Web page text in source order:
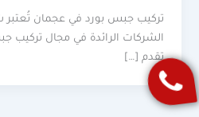
تركيب جبس بورد في عجمان تُعتبر
الشركات الرائدة في مجال تركيب
تقدم […]